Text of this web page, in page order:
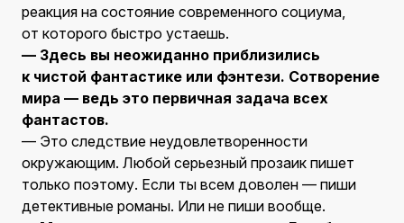
реакция на состояние современного социума,
от которого быстро устаешь.
— Здесь вы неожиданно приблизились
к чистой фантастике или фэнтези. Сотворение
мира — ведь это первичная задача всех
фантастов.
— Это следствие неудовлетворенности
окружающим. Любой серьезный прозаик пишет
только поэтому. Если ты всем доволен — пиши
детективные романы. Или не пиши вообще.